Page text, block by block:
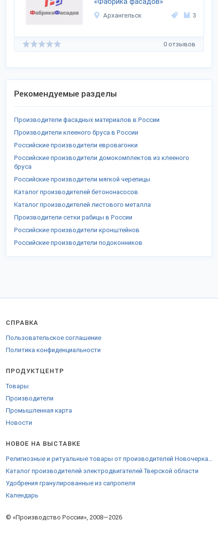
Архангельск 3
0 отзывов
Рекомендуемые разделы
Производители фасадных материалов в России
Производители клееного бруса в России
Российские производители евровагонки
Российские производители домокомплектов из клееного
бруса
Российские производители мягкой черепицы
Каталог производителей бетононасосов
Каталог производителей листового металла
Производители сетки рабицы в России
Российские производители кронштейнов
Российские производители подоконников
© «Производство России», 2008—2026
СПРАВКА
Пользовательское соглашение
Политика конфиденциальности
ПРОДУКТЦЕНТР
Товары
Производители
Промышленная карта
Новости
НОВОЕ НА ВЫСТАВКЕ
Религиозные и ритуальные товары от производителей Новочеркасска
Каталог производителей электродвигателей Тверской области
Удобрения гранулированные из сапропеля
Календарь